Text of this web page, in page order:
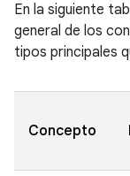
En la siguiente
general de los
tipos principales
Concepto